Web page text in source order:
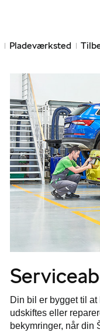
Pladeværksted
Din bil er bygget til
udskiftes eller
bekymringer, når din